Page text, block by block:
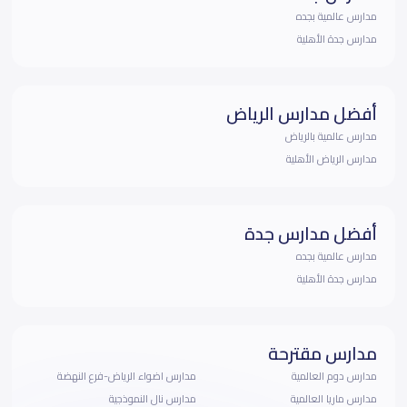
مدارس عالمية بجده
مدارس جدة الأهلية
أفضل مدارس الرياض
مدارس عالمية بالرياض
مدارس الرياض الأهلية
أفضل مدارس جدة
مدارس عالمية بجده
مدارس جدة الأهلية
مدارس مقترحة
مدارس دوم العالمية
مدارس ماريا العالمية
مدارس اضواء الرياض-فرع النهضة
مدارس نال النموذجية